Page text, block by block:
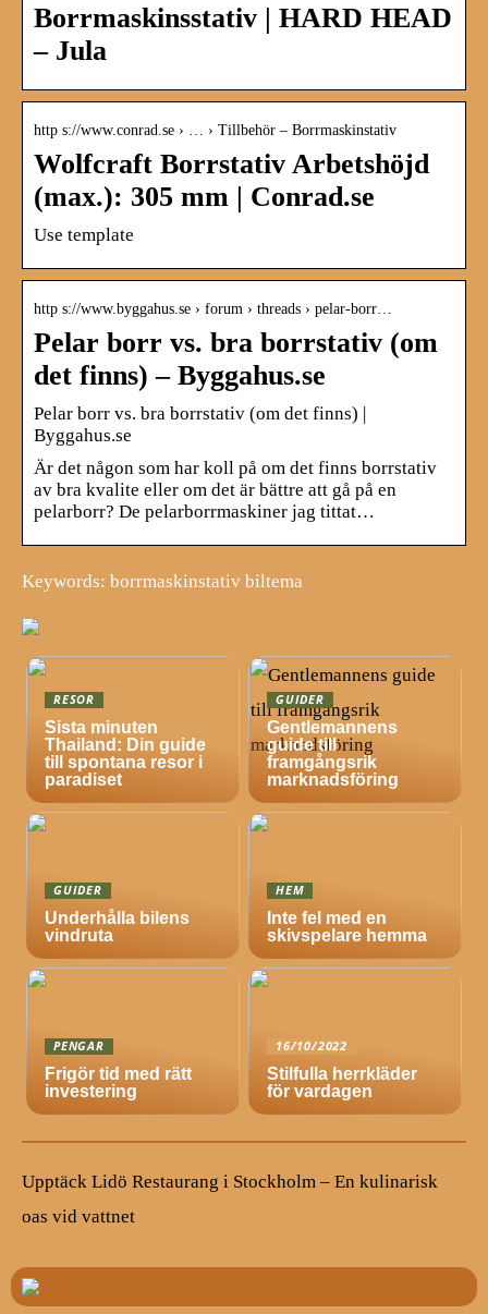
Borrmaskinsstativ | HARD HEAD
– Jula
http s://www.conrad.se › … › Tillbehör – Borrmaskinstativ
Wolfcraft Borrstativ Arbetshöjd
(max.): 305 mm | Conrad.se
Use template
http s://www.byggahus.se › forum › threads › pelar-borr…
Pelar borr vs. bra borrstativ (om
det finns) – Byggahus.se
Pelar borr vs. bra borrstativ (om det finns) |
Byggahus.se
Är det någon som har koll på om det finns borrstativ
av bra kvalite eller om det är bättre att gå på en
pelarborr? De pelarborrmaskiner jag tittat…
Keywords: borrmaskinstativ biltema
RESOR
Sista minuten
Thailand: Din guide
till spontana resor i
paradiset
GUIDER
Gentlemannens
guide till
framgångsrik
marknadsföring
GUIDER
Underhålla bilens
vindruta
HEM
Inte fel med en
skivspelare hemma
PENGAR
Frigör tid med rätt
investering
16/10/2022
Stilfulla herrkläder
för vardagen
Upptäck Lidö Restaurang i Stockholm – En kulinarisk
oas vid vattnet